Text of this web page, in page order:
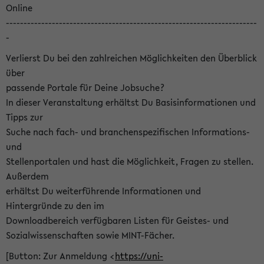
Online
-----------------------------------------------------------------------
-
Verlierst Du bei den zahlreichen Möglichkeiten den Überblick
über
passende Portale für Deine Jobsuche?
In dieser Veranstaltung erhältst Du Basisinformationen und
Tipps zur
Suche nach fach- und branchenspezifischen Informations-
und
Stellenportalen und hast die Möglichkeit, Fragen zu stellen.
Außerdem
erhältst Du weiterführende Informationen und
Hintergründe zu den im
Downloadbereich verfügbaren Listen für Geistes- und
Sozialwissenschaften sowie MINT-Fächer.
[Button: Zur Anmeldung <https://uni-